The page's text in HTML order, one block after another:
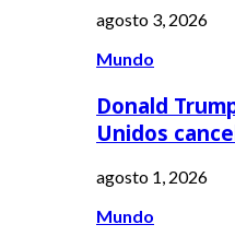
agosto 3, 2026
Mundo
Donald
Unidos
agosto 1, 2026
Mundo